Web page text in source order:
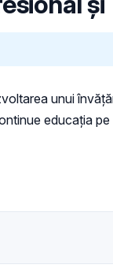
unui
educația